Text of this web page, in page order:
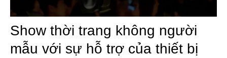
Show thời trang không người
mẫu với sự hỗ trợ của thiết bị